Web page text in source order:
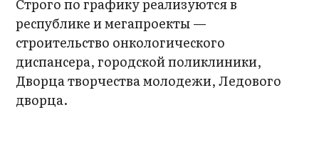
Строго по графику реализуются в
республике и мегапроекты —
строительство онкологического
диспансера, городской поликлиники,
Дворца творчества молодежи, Ледового
дворца.